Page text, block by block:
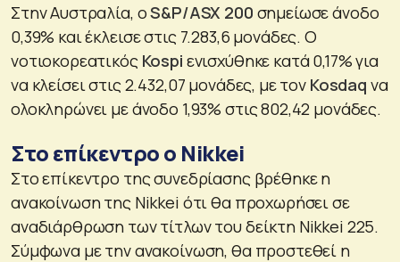
Στην Αυστραλία, οS&P/ASX 200 σημείωσε άνοδο
0,39% και έκλεισε στις 7.283,6 μονάδες. Ο
νοτιοκορεατικός Kospi ενισχύθηκε κατά 0,17% για
να κλείσει στις 2.432,07 μονάδες, με τον Kosdaq να
ολοκληρώνει με άνοδο 1,93% στις 802,42 μονάδες.
Στο επίκεντρο ο Nikkei
Στο επίκεντρο της συνεδρίασης βρέθηκε η
ανακοίνωση της Nikkei ότι θα προχωρήσει σε
αναδιάρθρωση των τίτλων του δείκτη Nikkei 225.
Σύμφωνα με την ανακοίνωση, θα προστεθεί η